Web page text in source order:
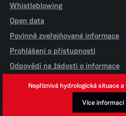
Whistleblowing
Open data
Povinně zveřejňované informace
Prohlášení o přístupnosti
Odpovědi na žádosti o informace
Jednotné environmentální
Nepříznivá hydrologická situace
Více informací